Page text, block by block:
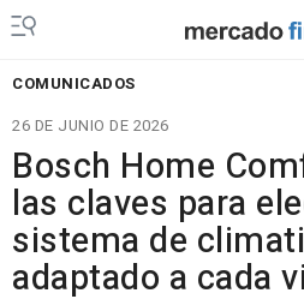
COMUNICADOS
26 DE JUNIO DE 2026
Bosch Home
las claves para
sistema de
adaptado a cada